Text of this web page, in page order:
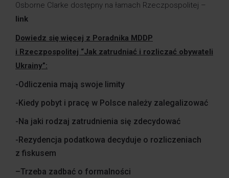
Osborne Clarke dostępny na łamach Rzeczpospolitej –
link
Dowiedz się więcej z Poradnika MDDP
i Rzeczpospolitej “Jak zatrudniać i rozliczać obywateli
Ukrainy”:
-Odliczenia mają swoje limity
-Kiedy pobyt i pracę w Polsce należy zalegalizować
-Na jaki rodzaj zatrudnienia się zdecydować
-Rezydencja podatkowa decyduje o rozliczeniach
z fiskusem
–Trzeba zadbać o formalności